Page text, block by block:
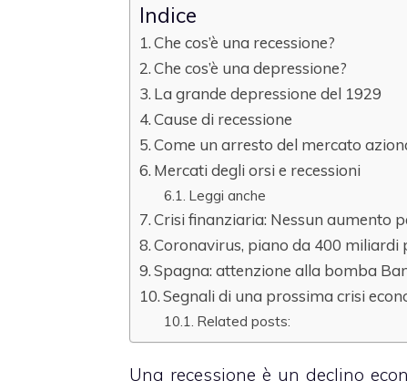
Indice
Che cos’è una recessione?
Che cos’è una depressione?
La grande depressione del 1929
Cause di recessione
Come un arresto del mercato
Mercati degli orsi e recessioni
Leggi anche
Crisi finanziaria: Nessun aumento
Coronavirus, piano da 400 miliardi
Spagna: attenzione alla bomba
Segnali di una prossima crisi
Related posts:
Una recessione è un declino